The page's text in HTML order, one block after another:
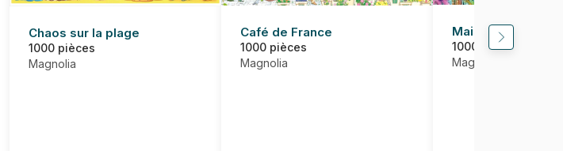
Chaos sur la plage
1000 pièces
Magnolia
Café de France
1000 pièces
Magnolia
Maisons dans la
1000 pièces
Magnolia